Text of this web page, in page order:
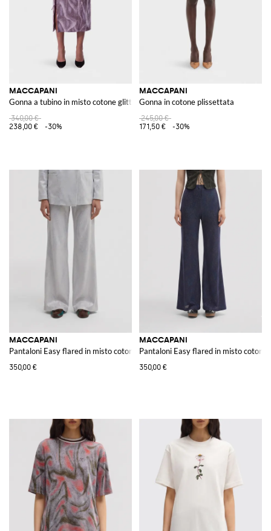
MACCAPANI
Gonna a tubino in misto cotone glitter
340,00 €
238,00 €
-30%
MACCAPANI
Gonna in cotone plissettata
245,00 €
171,50 €
-30%
MACCAPANI
Pantaloni Easy flared in misto cotone organico
350,00 €
MACCAPANI
Pantaloni Easy flared in misto cotone
350,00 €